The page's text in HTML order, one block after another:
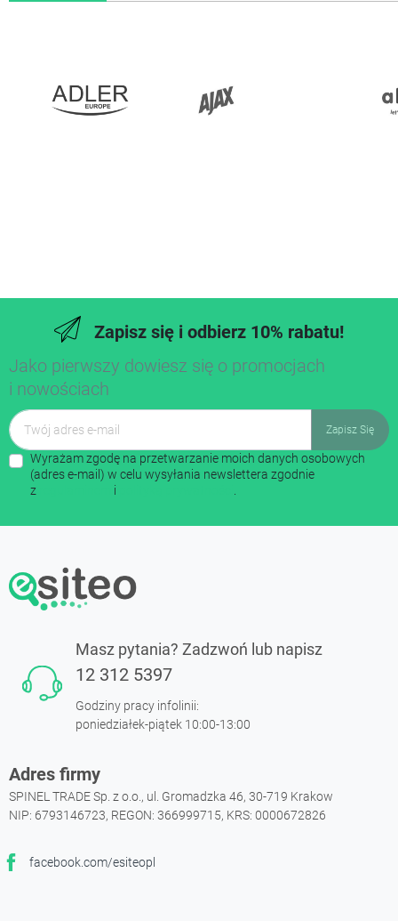
Zapisz się i odbierz 10% rabatu!
Jako pierwszy dowiesz się o promocjach
i nowościach
Wyrażam zgodę na przetwarzanie moich danych osobowych
(adres e-mail) w celu wysyłania newslettera zgodnie
z
i
Masz pytania? Zadzwoń lub napisz
12 312 5397
Godziny pracy infolinii:
poniedziałek-piątek 10:00-13:00
Adres firmy
SPINEL TRADE Sp. z o.o., ul. Gromadzka 46, 30-719 Krakow
NIP: 6793146723, REGON: 366999715, KRS: 0000672826
facebook.com/esiteopl
Facebook